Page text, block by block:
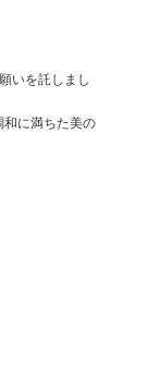
いを託しまし
和に満ちた美の